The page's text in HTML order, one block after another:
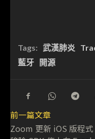
Tags: 武漢肺炎
藍牙
開源
前一篇文章
Zoom 更新 iOS 版程式